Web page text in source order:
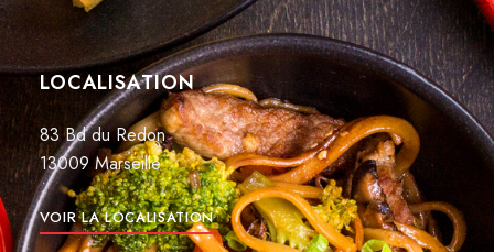
LOCALISATION
83 Bd du Redon
13009 Marseille
VOIR LA LOCALISATION